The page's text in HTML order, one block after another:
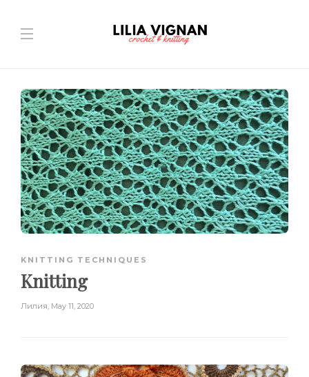
KNITTING TECHNIQUES
Knitting
Лилия May 11, 2020